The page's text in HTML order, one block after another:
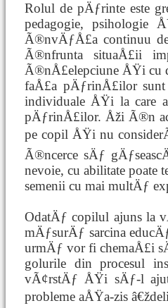
Rolul de pÄƒrinte este
pedagogie, psihologie
Ã®nvÄƒÅ£a continuu
Ã®nfrunta situaÅ£ii
Ã®nÅ£elepciune ÅŸi cu
faÅ£a pÄƒrinÅ£ilor
individuale ÅŸi la care
pÄƒrinÅ£ilor. Åži Ã®n
pe copil ÅŸi nu
Ã®ncerce sÄƒ
nevoie, cu abilitate poate
semenii cu mai multÄƒ
OdatÄƒ copilul ajuns la
mÄƒsurÄƒ sarcina
urmÄƒ vor fi chemaÅ£i
golurile din procesul
vÃ¢rstÄƒ ÅŸi sÄƒ-l
probleme aÅŸa-zis